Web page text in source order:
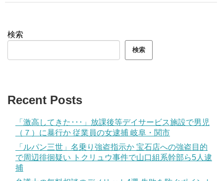
検索
検索
Recent Posts
「激高してきた･･･」放課後等デイサービス施設で男児
（７）に暴行か 従業員の女逮捕 岐阜・関市
「ルパン三世」名乗り強盗指示か 宝石店への強盗目的
で周辺徘徊疑い トクリュウ事件で山口組系幹部ら5人逮
捕